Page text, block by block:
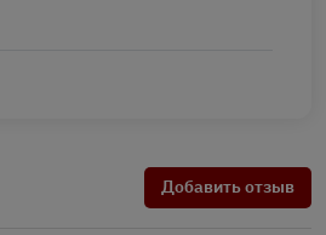
Добавить отзыв